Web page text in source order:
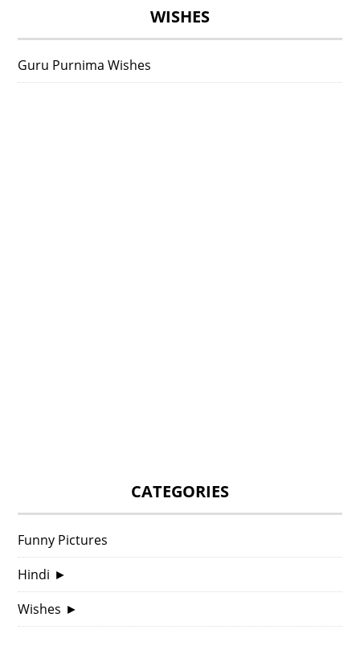
WISHES
Guru Purnima Wishes
CATEGORIES
Funny Pictures
Hindi ►
Wishes ►